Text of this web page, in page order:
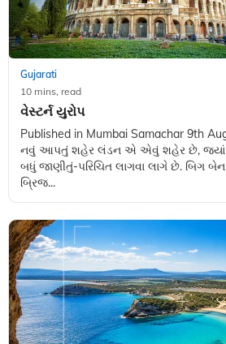
Gujarati
10 mins, read
વેસ્ટર્ન યુરોપ
Published in Mumbai Samachar 9th
નવું આપતું શહેર લંડન એ એવું શહેર છે, જ્યાં
બધું જાણીતું-પરિચિત લાગવા લાગે છે. બિગ
બ્રિજ...